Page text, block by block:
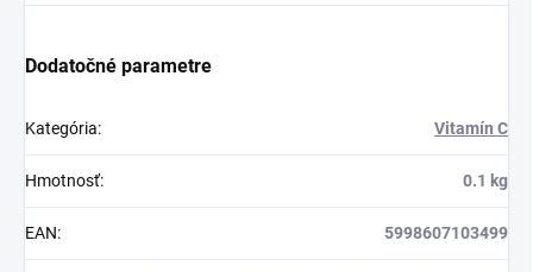
Dodatočné parametre
Kategória: Vitamín C
Hmotnosť: 0.1 kg
EAN: 5998607103499